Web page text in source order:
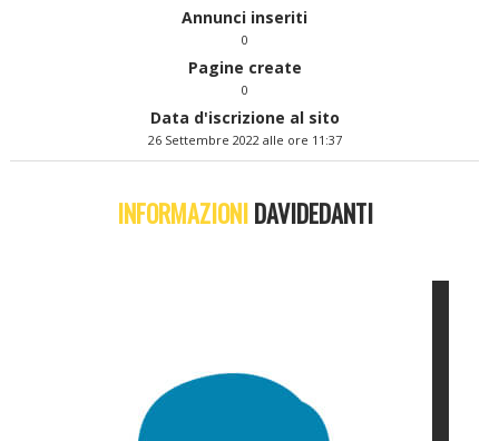
Annunci inseriti
0
Pagine create
0
Data d'iscrizione al sito
26 Settembre 2022 alle ore 11:37
INFORMAZIONIDAVIDEDANTI